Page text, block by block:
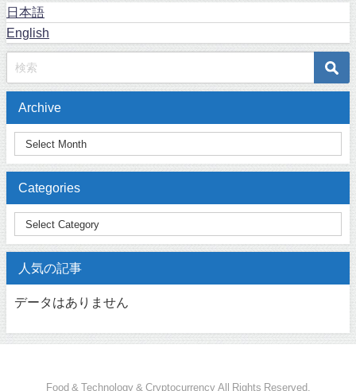
日本語
English
Archive
Categories
人気の記事
データはありません
Food & Technology & Cryptocurrency All Rights Reserved.